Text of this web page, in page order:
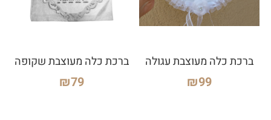
ברכת כלה מעוצבת עגולה
₪99
ברכת כלה מעוצבת שקופה
₪79